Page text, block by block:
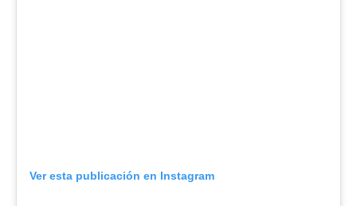
Ver esta publicación en Instagram